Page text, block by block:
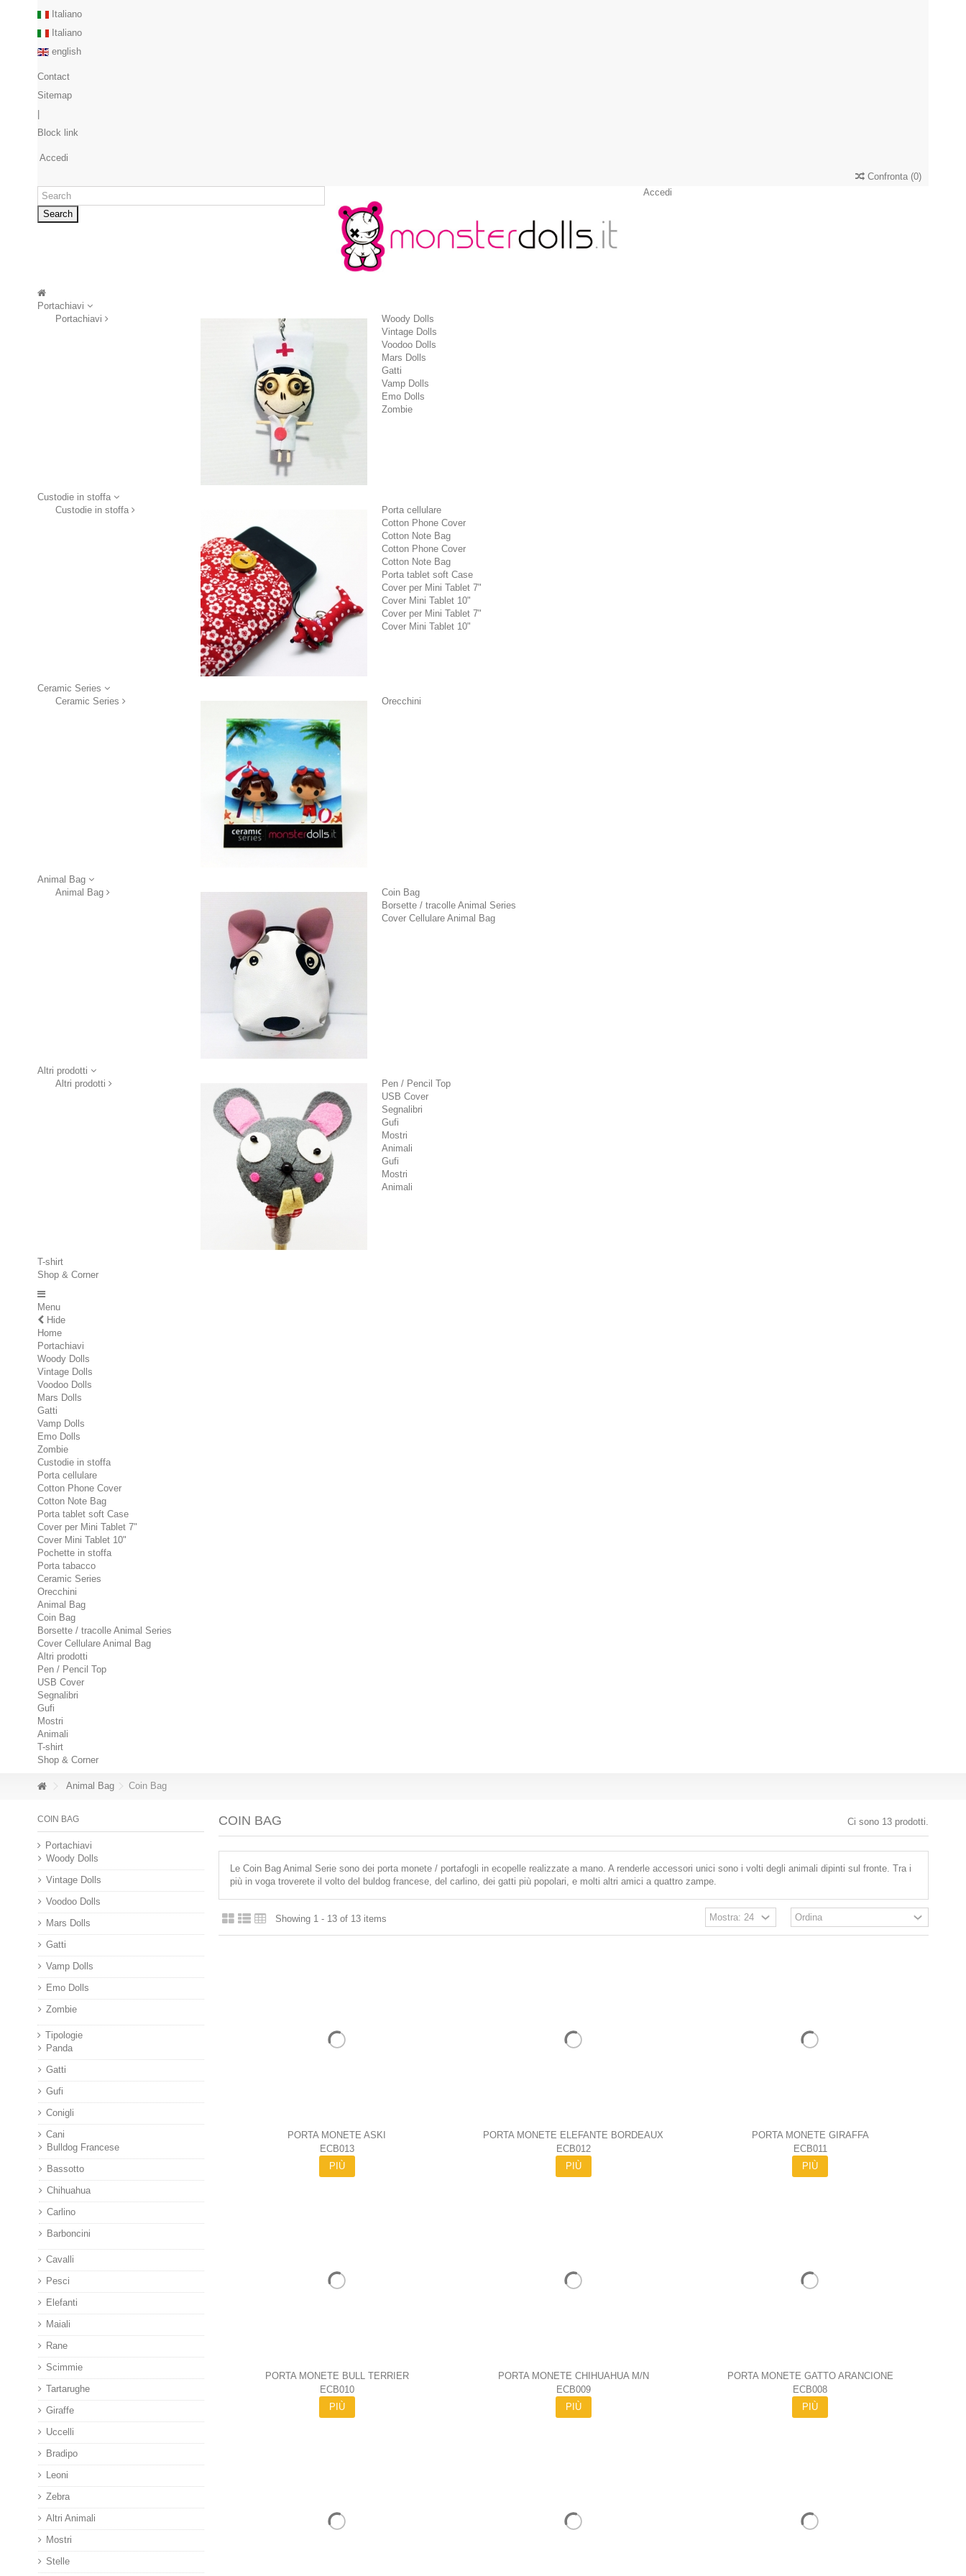
Italiano
Italiano
english
Contact
Sitemap
Block link
Accedi
Confronta (0)
Search
Accedi
Portachiavi
Portachiavi
Woody Dolls
Vintage Dolls
Voodoo Dolls
Mars Dolls
Gatti
Vamp Dolls
Emo Dolls
Zombie
Custodie in stoffa
Custodie in stoffa
Porta cellulare
Cotton Phone Cover
Cotton Note Bag
Cotton Phone Cover
Cotton Note Bag
Porta tablet soft Case
Cover per Mini Tablet 7"
Cover Mini Tablet 10"
Cover per Mini Tablet 7"
Cover Mini Tablet 10"
Ceramic Series
Ceramic Series
Orecchini
Animal Bag
Animal Bag
Coin Bag
Borsette / tracolle Animal Series
Cover Cellulare Animal Bag
Altri prodotti
Altri prodotti
Pen / Pencil Top
USB Cover
Segnalibri
Gufi
Mostri
Animali
Gufi
Mostri
Animali
T-shirt
Shop & Corner
Menu
Hide
Home
Portachiavi
Woody Dolls
Vintage Dolls
Voodoo Dolls
Mars Dolls
Gatti
Vamp Dolls
Emo Dolls
Zombie
Custodie in stoffa
Porta cellulare
Cotton Phone Cover
Cotton Note Bag
Porta tablet soft Case
Cover per Mini Tablet 7"
Cover Mini Tablet 10"
Pochette in stoffa
Porta tabacco
Ceramic Series
Orecchini
Animal Bag
Coin Bag
Borsette / tracolle Animal Series
Cover Cellulare Animal Bag
Altri prodotti
Pen / Pencil Top
USB Cover
Segnalibri
Gufi
Mostri
Animali
T-shirt
Shop & Corner
Animal Bag Coin Bag
COIN BAG Ci sono 13 prodotti.
Le Coin Bag Animal Serie sono dei porta monete / portafogli in ecopelle realizzate a mano. A renderle accessori unici sono i volti degli animali dipinti sul fronte. Tra i
più in voga troverete il volto del buldog francese, del carlino, dei gatti più popolari, e molti altri amici a quattro zampe.
Showing 1 - 13 of 13 items
PORTA MONETE ASKI
ECB013
PIÙ
PORTA MONETE ELEFANTE BORDEAUX
ECB012
PIÙ
PORTA MONETE GIRAFFA
ECB011
PIÙ
PORTA MONETE BULL TERRIER
ECB010
PIÙ
PORTA MONETE CHIHUAHUA M/N
ECB009
PIÙ
PORTA MONETE GATTO ARANCIONE
ECB008
PIÙ
COIN BAG
Portachiavi
Woody Dolls
Vintage Dolls
Voodoo Dolls
Mars Dolls
Gatti
Vamp Dolls
Emo Dolls
Zombie
Tipologie
Panda
Gatti
Gufi
Conigli
Cani
Bulldog Francese
Bassotto
Chihuahua
Carlino
Barboncini
Cavalli
Pesci
Elefanti
Maiali
Rane
Scimmie
Tartarughe
Giraffe
Uccelli
Bradipo
Leoni
Zebra
Altri Animali
Mostri
Stelle